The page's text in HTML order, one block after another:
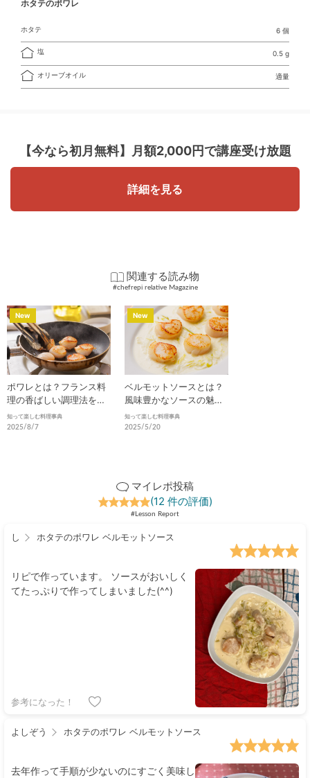
ホタテのポワレ
ホタテ 6 個
塩 0.5 g
オリーブオイル 適量
【今なら初月無料】 月額2,000円で講座受け放題
詳細を見る
関連する読み物
#chefrepi relative Magazine
ポワレとは？フランス料
理の香ばしい調理法を徹
底解説
知って楽しむ料理事典
2025/8/7
New
ベルモットソースとは？
風味豊かなソースの魅力
と活用法を徹底解説
知って楽しむ料理事典
2025/5/20
New
マイレポ投稿
(12 件の評価)
#Lesson Report
し ホタテのポワレ ベルモットソース
リピで作っています。 ソースがおいしく
てたっぷりで作ってしまいました(^^)
参考になった！
よしぞう ホタテのポワレ ベルモットソース
去年作って手順が少ないのにすごく美味し